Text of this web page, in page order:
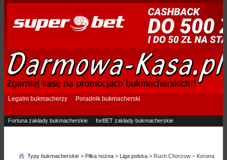
Legalni bukmacherzy Poradnik bukmacherski
Fortuna zakłady bukmacherskie
forBET zakłady bukmacherskie
Typy bukmacherskie > Piłka nożna > Liga polska > Ruch Chorzow – Korona